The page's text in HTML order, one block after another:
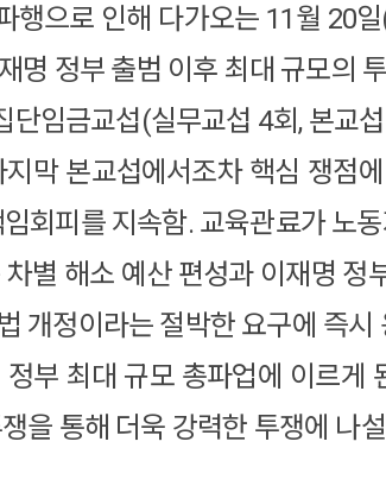
으로 인해 다가오는 11월 20
명 정부 출범 이후 최대 규모의
임금교섭(실무교섭 4회, 본교
막 본교섭에서조차 핵심 쟁점
회피를 지속함. 교육관료가 노
별 해소 예산 편성과 이재명 정
개정이라는 절박한 요구에 즉시
부 최대 규모 총파업에 이르게
을 통해 더욱 강력한 투쟁에 나